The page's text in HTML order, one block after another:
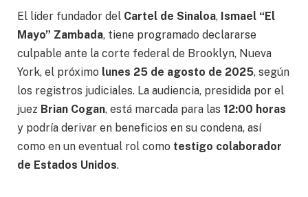
El líder fundador del Cartel de Sinaloa, Ismael “El
Mayo” Zambada, tiene programado declararse
culpable ante la corte federal de Brooklyn, Nueva
York, el próximo lunes 25 de agosto de 2025, según
los registros judiciales. La audiencia, presidida por el
juez Brian Cogan, está marcada para las 12:00 horas
y podría derivar en beneficios en su condena, así
como en un eventual rol como testigo colaborador
de Estados Unidos.